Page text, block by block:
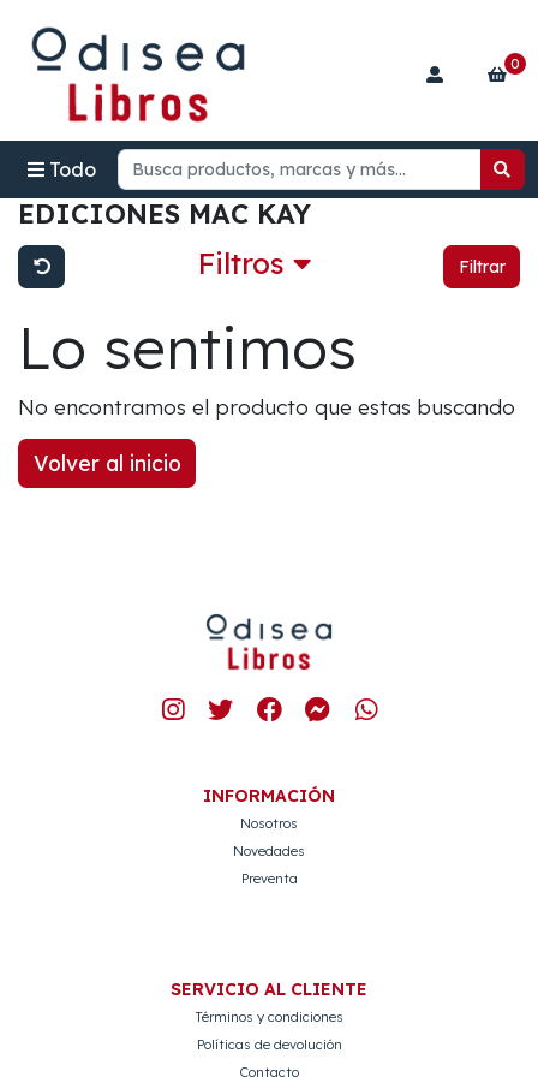
Todo
0
EDICIONES MAC KAY
Filtros Filtrar
Lo sentimos
No encontramos el producto que estas buscando
Volver al inicio
INFORMACIÓN
Nosotros
Novedades
Preventa
SERVICIO AL CLIENTE
Términos y condiciones
Políticas de devolución
Contacto